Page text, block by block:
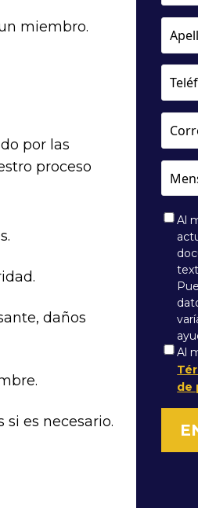
miembro.
por las
proceso
daños
es necesario.
Al
Al
de